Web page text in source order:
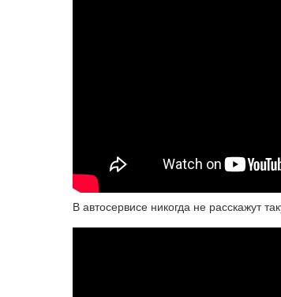
В автосервисе никогда не расскажут